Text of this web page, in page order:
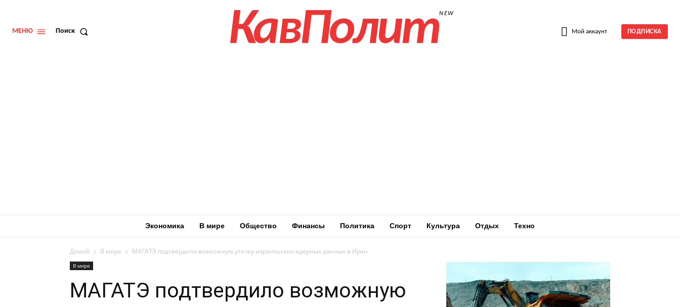
МЕНЮ Поиск КавПолитNEW
Мой аккаунт ПОДПИСКА
Экономика В мире Общество Финансы Политика Спорт Культура Отдых Техно
Домой В мире МАГАТЭ подтвердило возможную утечку израильских ядерных данных в Иран
В мире
МАГАТЭ подтвердило возможную